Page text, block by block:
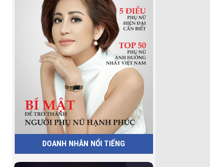
DOANH NHÂN NỔI TIẾNG